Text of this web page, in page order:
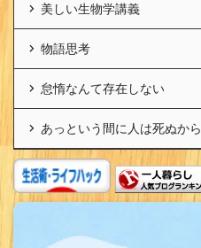
美しい生物学講義
物語思考
怠惰なんて存在しない
あっという間に人は死ぬから